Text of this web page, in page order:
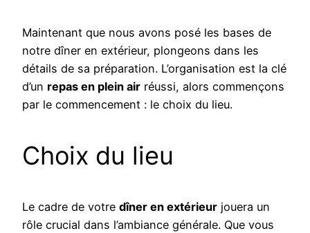
Maintenant que nous avons posé les bases de
notre dîner en extérieur, plongeons dans les
détails de sa préparation. L’organisation est la clé
d’un repas en plein air réussi, alors commençons
par le commencement : le choix du lieu.
Choix du lieu
Le cadre de votre dîner en extérieur jouera un
rôle crucial dans l’ambiance générale. Que vous